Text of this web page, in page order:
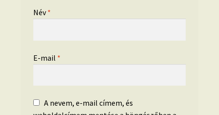
Név*
E-mail *
A nevem, e-mail címem, és